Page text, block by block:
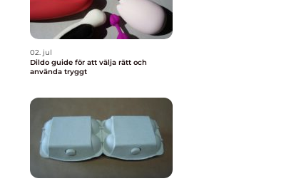
02. jul
Dildo guide för att välja rätt och
använda tryggt